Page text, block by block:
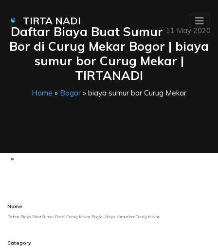
TIRTA NADI
11 May 2020
Daftar Biaya Buat Sumur
Bor di Curug Mekar Bogor | biaya
sumur bor Curug Mekar |
TIRTANADI
Home » Bogor » biaya sumur bor Curug Mekar
Name
Daftar Biaya Buat Sumur Bor di Curug Mekar Bogor | biaya sumur bor Curug Mekar
Category